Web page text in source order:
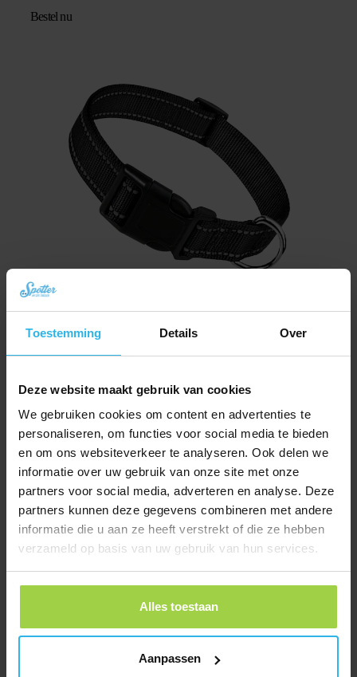
Toestemming Details Over
Deze website maakt gebruik van cookies
We gebruiken cookies om content en advertenties te
personaliseren, om functies voor social media te bieden
en om ons websiteverkeer te analyseren. Ook delen we
informatie over uw gebruik van onze site met onze
partners voor social media, adverteren en analyse. Deze
partners kunnen deze gegevens combineren met andere
informatie die u aan ze heeft verstrekt of die ze hebben
verzameld op basis van uw gebruik van hun services.
Alles toestaan
Aanpassen
Bestel nu
9,95
Bestel nu